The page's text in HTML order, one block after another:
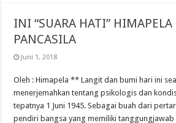
INI “SUARA HATI”
PANCASILA
Juni 1, 2018
Oleh : Himapela ** Langit dan bumi hari ini
menerjemahkan tentang psikologis dan
tepatnya 1 Juni 1945. Sebagai buah dari
pendiri bangsa yang memiliki tanggungjawab